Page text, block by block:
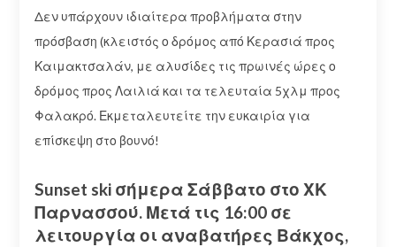
Δεν υπάρχουν ιδιαίτερα προβλήματα στην
πρόσβαση (κλειστός ο δρόμος από Κερασιά προς
Καιμακτσαλάν, με αλυσίδες τις πρωινές ώρες ο
δρόμος προς Λαιλιά και τα τελευταία 5χλμ προς
Φαλακρό. Εκμεταλευτείτε την ευκαιρία για
επίσκεψη στο βουνό!
Sunset ski σήμερα Σάββατο στο ΧΚ
Παρνασσού. Μετά τις 16:00 σε
λειτουργία οι αναβατήρες Βάκχος,